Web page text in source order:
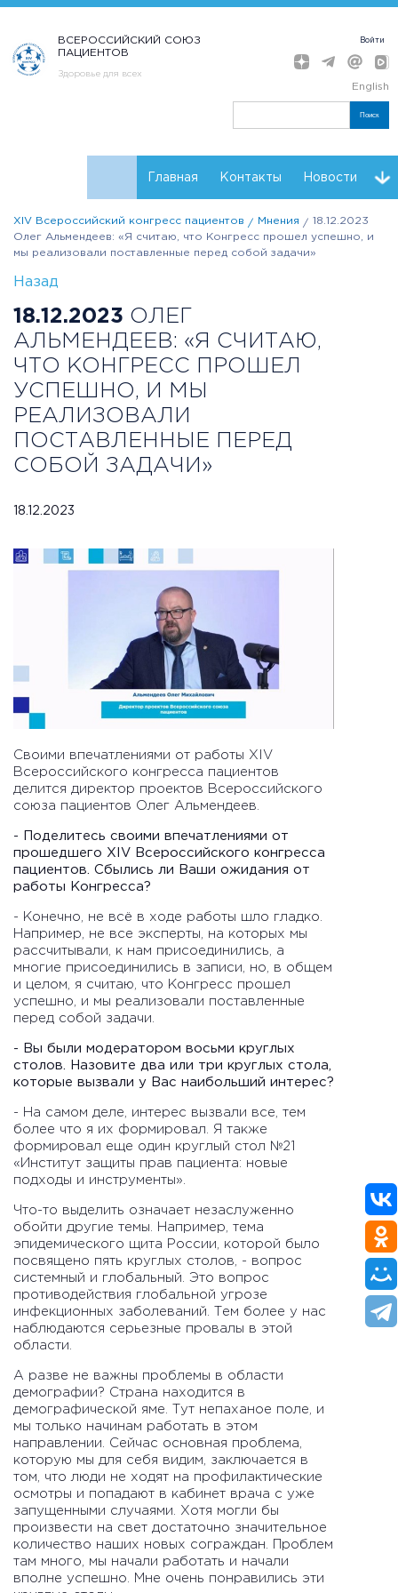
ВСЕРОССИЙСКИЙ СОЮЗ
ПАЦИЕНТОВ
Здоровье для всех
Войти
English
Поиск
Главная Контакты Новости
Расписание Мнения Партнеры Конгресса
XIV Всероссийский конгресс пациентов Мнения
18.12.2023
Олег Альмендеев: «Я считаю, что Конгресс прошел успешно, и
мы реализовали поставленные перед собой задачи»
Назад
18.12.2023 ОЛЕГ
АЛЬМЕНДЕЕВ: «Я СЧИТАЮ,
ЧТО КОНГРЕСС ПРОШЕЛ
УСПЕШНО, И МЫ
РЕАЛИЗОВАЛИ
ПОСТАВЛЕННЫЕ ПЕРЕД
СОБОЙ ЗАДАЧИ»
18.12.2023
Своими впечатлениями от работы XIV
Всероссийского конгресса пациентов
делится директор проектов Всероссийского
союза пациентов Олег Альмендеев.
- Поделитесь своими впечатлениями от
прошедшего XIV Всероссийского конгресса
пациентов. Сбылись ли Ваши ожидания от
работы Конгресса?
- Конечно, не всё в ходе работы шло гладко.
Например, не все эксперты, на которых мы
рассчитывали, к нам присоединились, а
многие присоединились в записи, но, в общем
и целом, я считаю, что Конгресс прошел
успешно, и мы реализовали поставленные
перед собой задачи.
- Вы были модератором восьми круглых
столов. Назовите два или три круглых стола,
которые вызвали у Вас наибольший интерес?
- На самом деле, интерес вызвали все, тем
более что я их формировал. Я также
формировал еще один круглый стол №21
«Институт защиты прав пациента: новые
подходы и инструменты».
Что-то выделить означает незаслуженно
обойти другие темы. Например, тема
эпидемического щита России, которой было
посвящено пять круглых столов, - вопрос
системный и глобальный. Это вопрос
противодействия глобальной угрозе
инфекционных заболеваний. Тем более у нас
наблюдаются серьезные провалы в этой
области.
А разве не важны проблемы в области
демографии? Страна находится в
демографической яме. Тут непаханое поле, и
мы только начинам работать в этом
направлении. Сейчас основная проблема,
которую мы для себя видим, заключается в
том, что люди не ходят на профилактические
осмотры и попадают в кабинет врача с уже
запущенными случаями. Хотя могли бы
произвести на свет достаточно значительное
количество наших новых сограждан. Проблем
там много, мы начали работать и начали
вполне успешно. Мне очень понравились эти